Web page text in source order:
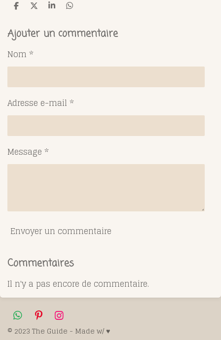
P
t
a
e
r
P
t
a
r
P
t
a
r
P
t
a
r
Ajouter un commentaire
Nom *
Adresse e-mail *
Message *
Envoyer un commentaire
Commentaires
Il n'y a pas encore de commentaire.
W
h
P
i
I
n
© 2023 The Guide - Made w/ ♥️